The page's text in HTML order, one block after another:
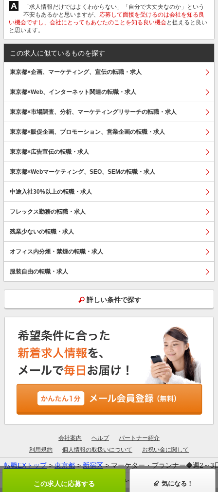
この求人に応募する 気になる！
A
「求人情報だけではよくわからない」「自分で大丈夫なのか」という
不安もあるかと思いますが、 応募して面接を受けるのは会社を知る良
い機会ですし、会社にとってもあなたのことを知る良い機会と捉えると良い
と思います。
この求人に似ているものを探す
東京都×企画、マーケティング、宣伝の転職・求人
東京都×Web、インターネット関連の転職・求人
東京都×市場調査、分析、マーケティングリサーチの転職・求人
東京都×販促企画、プロモーション、営業企画の転職・求人
東京都×広告宣伝の転職・求人
東京都×Webマーケティング、SEO、SEMの転職・求人
中途入社30%以上の転職・求人
フレックス勤務の転職・求人
残業少ないの転職・求人
オフィス内分煙・禁煙の転職・求人
服装自由の転職・求人
詳しい条件で探す
会社案内 ヘルプ
パートナー紹介
利用規約
個人情報の取扱いについて お祝い金に関して
転職EXトップ>東京都>新宿区> マーケター・プランナー◆週2～3
厚生労働大臣許可：13-ユ-305190